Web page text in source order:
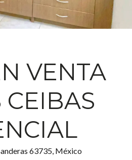
VENTA
CEIBAS
63735, México